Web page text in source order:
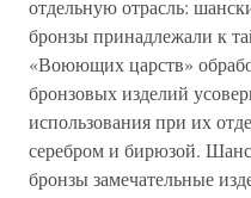
отдельную отрасль:
бронзы принадлежали к
«Воюющих царств»
бронзовых изделий
использования при их
серебром и бирюзой.
бронзы замечательные